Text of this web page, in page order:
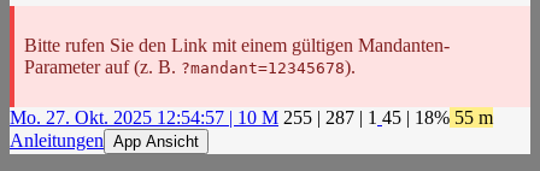
Bitte rufen Sie den Link mit einem gültigen Mandanten-
Parameter auf (z. B. ?mandant=12345678).
Mo. 27. Okt. 2025 12:54:57 | 10 M 255 | 287 | 1 45 | 18% 55 m
Anleitungen App Ansicht